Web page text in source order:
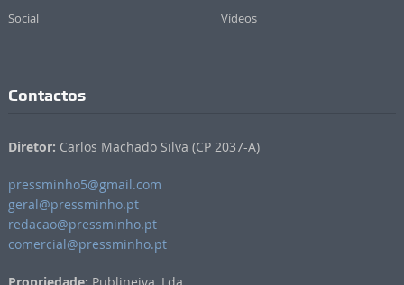
Social Vídeos
Contactos
Diretor: Carlos Machado Silva (CP 2037-A)
pressminho5@gmail.com
geral@pressminho.pt
redacao@pressminho.pt
comercial@pressminho.pt